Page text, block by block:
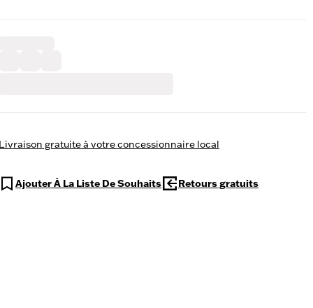
gratuite à votre concessionnaire local
Ajouter À La Liste De Souhaits Retours gratuits